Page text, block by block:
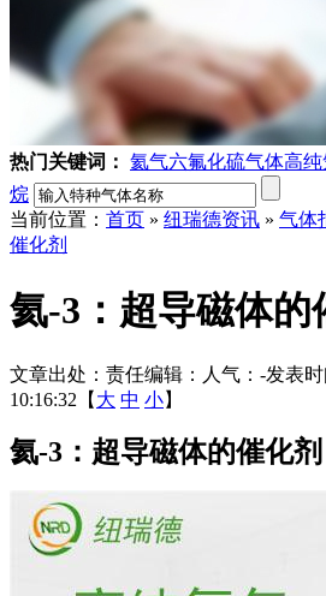
热门关键词： 氦气六氟化硫气体高
烷
当前位置： 首页 » 纽瑞德资讯 » 气体
催化剂
氦-3：超导磁体的
文章出处： 责任编辑： 人气： -发表时
10:16:32【 大 中 小】
氦-3：超导磁体的催化剂